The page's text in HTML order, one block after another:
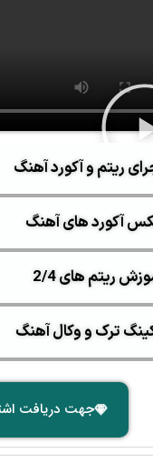
ریتم و آکورد آهنگ
آکورد های آهنگ
ریتم های 2/4
ترک و وکال آهنگ
جهت دریافت